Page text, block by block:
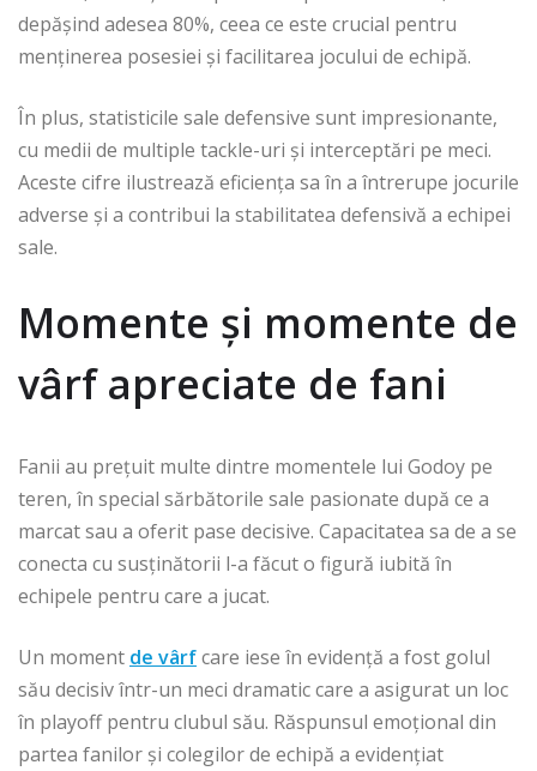
depășind adesea 80%, ceea ce este crucial pentru
menținerea posesiei și facilitarea jocului de echipă.
În plus, statisticile sale defensive sunt impresionante,
cu medii de multiple tackle-uri și interceptări pe meci.
Aceste cifre ilustrează eficiența sa în a întrerupe jocurile
adverse și a contribui la stabilitatea defensivă a echipei
sale.
Momente și momente de
vârf apreciate de fani
Fanii au prețuit multe dintre momentele lui Godoy pe
teren, în special sărbătorile sale pasionate după ce a
marcat sau a oferit pase decisive. Capacitatea sa de a se
conecta cu susținătorii l-a făcut o figură iubită în
echipele pentru care a jucat.
Un moment de vârfcare iese în evidență a fost golul
său decisiv într-un meci dramatic care a asigurat un loc
în playoff pentru clubul său. Răspunsul emoțional din
partea fanilor și colegilor de echipă a evidențiat